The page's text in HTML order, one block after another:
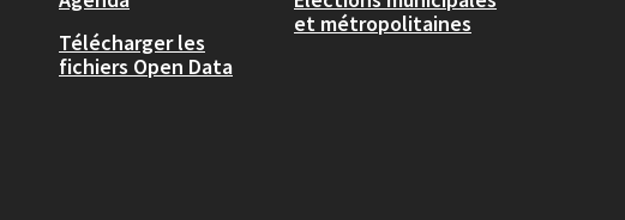
Télécharger les
fichiers Open Data
et métropolitaines